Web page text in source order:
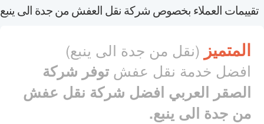
العملاء بخصوص شركة نقل العفش من جدة الى ينبع
المتميز(نقل من جدة الى ينبع)
افضل خدمة نقل عفش توفر شركة
الصقر العربي افضل شركة نقل عفش
من جدة الى ينبع.